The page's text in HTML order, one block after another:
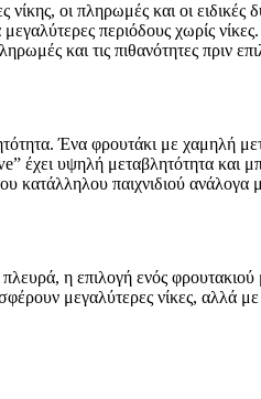
οι πληρωμές και οι
περιόδους χωρίς
και τις πιθανότητες πριν
Ένα φρουτάκι με χαμηλή
υψηλή μεταβλητότητα και
κατάλληλου παιχνιδιού ανάλογα
η επιλογή ενός
μεγαλύτερες νίκες, αλλά